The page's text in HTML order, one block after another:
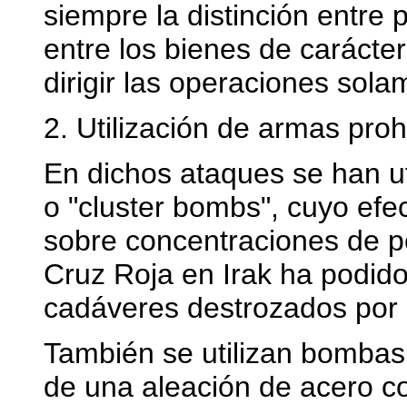
siempre la distinción entre
entre los bienes de
dirigir las operaciones
2. Utilización de armas
En dichos ataques se han
o "cluster bombs", cuyo
sobre concentraciones de
Cruz Roja en Irak ha
cadáveres destrozados
También se utilizan
de una aleación de acero